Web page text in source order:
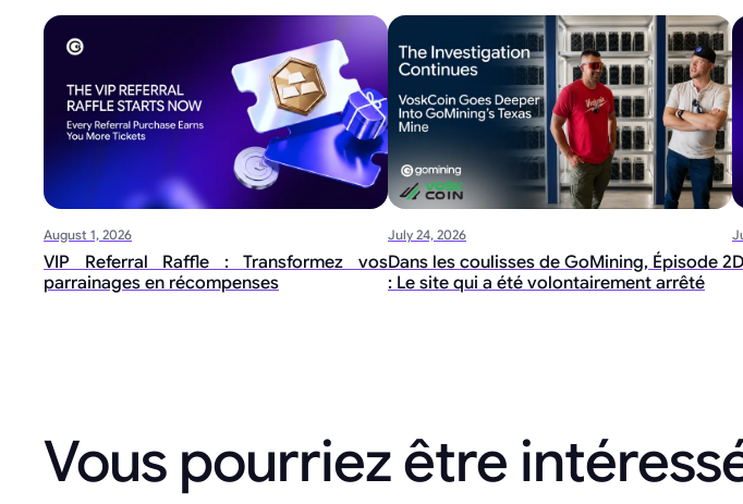
August 1, 2026
VIP Referral Raffle : Transformez vos
parrainages en récompenses
July 24, 2026
Dans les coulisses de GoMining, Épisode 2
: Le site qui a été volontairement arrêté
Vous pourriez être